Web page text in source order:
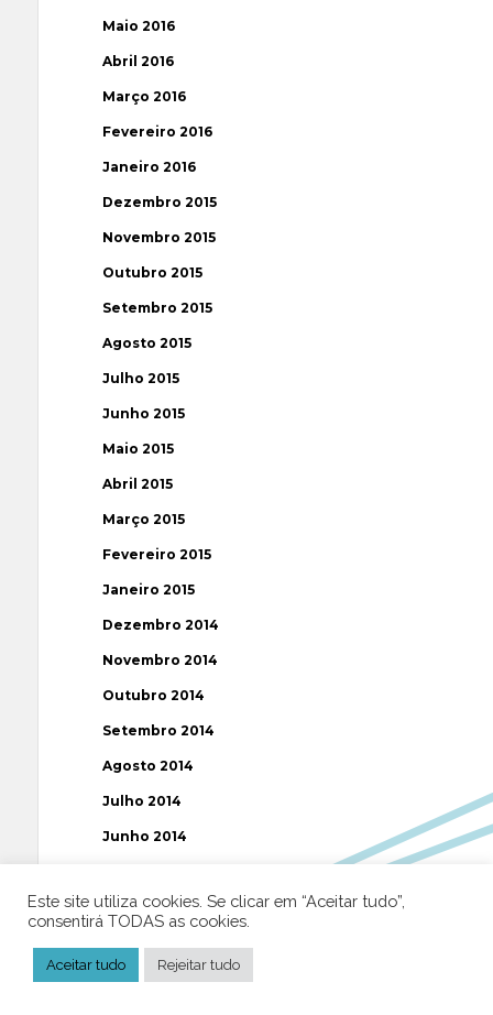
Maio 2016
Abril 2016
Março 2016
Fevereiro 2016
Janeiro 2016
Dezembro 2015
Novembro 2015
Outubro 2015
Setembro 2015
Agosto 2015
Julho 2015
Junho 2015
Maio 2015
Abril 2015
Março 2015
Fevereiro 2015
Janeiro 2015
Dezembro 2014
Novembro 2014
Outubro 2014
Setembro 2014
Agosto 2014
Julho 2014
Junho 2014
Abril 2014
Fevereiro 2014
Este site utiliza cookies. Se clicar em “Aceitar tudo”,
consentirá TODAS as cookies.
Aceitar tudo Rejeitar tudo